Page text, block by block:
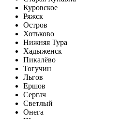
Куровское
Ряжск
Остров
Хотьково
Нижняя Тура
Хадыженск
Пикалёво
Тогучин
Льгов
Ершов
Сергач
Светлый
Онега